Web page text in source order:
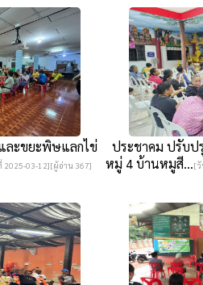
ละขยะพิษแลกไข่
2025-03-12][ผู้อ่าน 367]
ประชาคม ปรับ
หมู่ 4 บ้านหมูสี...[วั